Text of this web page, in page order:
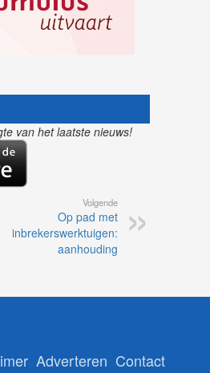
van het laatste nieuws!
Volgende
Op pad met
inbrekerswerktuigen:
aanhouding
Adverteren Contact